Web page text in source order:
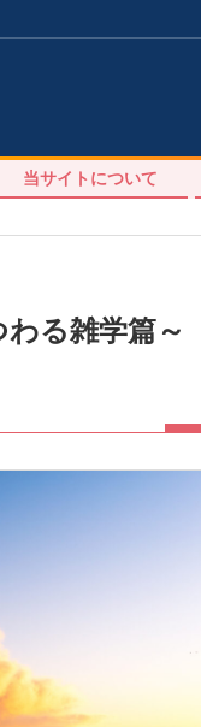
当サイトについて
る雑学篇～